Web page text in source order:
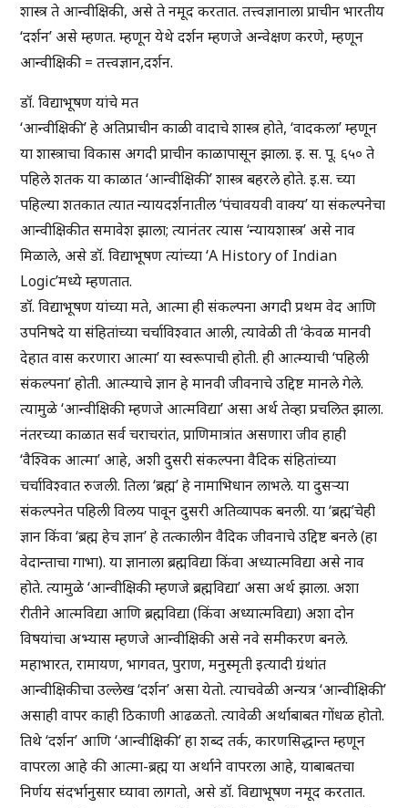
शास्त्र ते आन्वीक्षिकी, असे ते नमूद करतात. तत्त्वज्ञानाला प्राचीन भारतीय
‘दर्शन’ असे म्हणत. म्हणून येथे दर्शन म्हणजे अन्वेक्षण करणे, म्हणून
आन्वीक्षिकी = तत्त्वज्ञान,दर्शन.
डॉ. विद्याभूषण यांचे मत
‘आन्वीक्षिकी’ हे अतिप्राचीन काळी वादाचे शास्त्र होते, ‘वादकला’ म्हणून
या शास्त्राचा विकास अगदी प्राचीन काळापासून झाला. इ. स. पू. ६५० ते
पहिले शतक या काळात ‘आन्वीक्षिकी’ शास्त्र बहरले होते. इ.स. च्या
पहिल्या शतकात त्यात न्यायदर्शनातील ‘पंचावयवी वाक्य’ या संकल्पनेचा
आन्वीक्षिकीत समावेश झाला; त्यानंतर त्यास ‘न्यायशास्त्र’ असे नाव
मिळाले, असे डॉ. विद्याभूषण त्यांच्या ‘A History of Indian
Logic’मध्ये म्हणतात.
डॉ. विद्याभूषण यांच्या मते, आत्मा ही संकल्पना अगदी प्रथम वेद आणि
उपनिषदे या संहितांच्या चर्चाविश्वात आली, त्यावेळी ती ‘केवळ मानवी
देहात वास करणारा आत्मा’ या स्वरूपाची होती. ही आत्म्याची ‘पहिली
संकल्पना’ होती. आत्म्याचे ज्ञान हे मानवी जीवनाचे उद्दिष्ट मानले गेले.
त्यामुळे ‘आन्वीक्षिकी म्हणजे आत्मविद्या’ असा अर्थ तेव्हा प्रचलित झाला.
नंतरच्या काळात सर्व चराचरांत, प्राणिमात्रांत असणारा जीव हाही
‘वैश्विक आत्मा’ आहे, अशी दुसरी संकल्पना वैदिक संहितांच्या
चर्चाविश्वात रुजली. तिला ‘ब्रह्म’ हे नामाभिधान लाभले. या दुसऱ्या
संकल्पनेत पहिली विलय पावून दुसरी अतिव्यापक बनली. या ‘ब्रह्म’चेही
ज्ञान किंवा ‘ब्रह्म हेच ज्ञान’ हे तत्कालीन वैदिक जीवनाचे उद्दिष्ट बनले (हा
वेदान्ताचा गाभा). या ज्ञानाला ब्रह्मविद्या किंवा अध्यात्मविद्या असे नाव
होते. त्यामुळे ‘आन्वीक्षिकी म्हणजे ब्रह्मविद्या’ असा अर्थ झाला. अशा
रीतीने आत्मविद्या आणि ब्रह्मविद्या (किंवा अध्यात्मविद्या) अशा दोन
विषयांचा अभ्यास म्हणजे आन्वीक्षिकी असे नवे समीकरण बनले.
महाभारत, रामायण, भागवत, पुराण, मनुस्मृती इत्यादी ग्रंथांत
आन्वीक्षिकीचा उल्लेख ‘दर्शन’ असा येतो. त्याचवेळी अन्यत्र ‘आन्वीक्षिकी’
असाही वापर काही ठिकाणी आढळतो. त्यावेळी अर्थाबाबत गोंधळ होतो.
तिथे ‘दर्शन’ आणि ‘आन्वीक्षिकी’ हा शब्द तर्क, कारणसिद्धान्त म्हणून
वापरला आहे की आत्मा-ब्रह्म या अर्थाने वापरला आहे, याबाबतचा
निर्णय संदर्भानुसार घ्यावा लागतो, असे डॉ. विद्याभूषण नमूद करतात.